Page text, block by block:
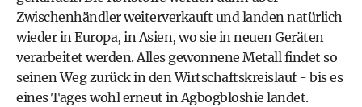
Zwischenhändler weiterverkauft und landen natürlich
wieder in Europa, in Asien, wo sie in neuen Geräten
verarbeitet werden. Alles gewonnene Metall findet so
seinen Weg zurück in den Wirtschaftskreislauf - bis es
eines Tages wohl erneut in Agbogbloshie landet.